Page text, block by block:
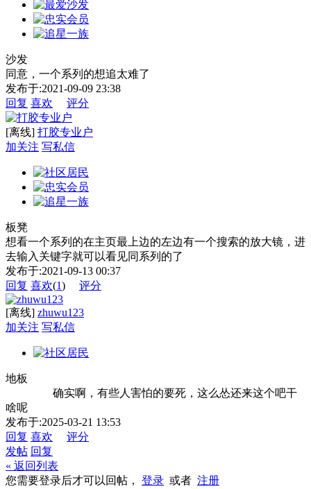
沙发
同意，一个系列的想追太难了
发布于:2021-09-09 23:38
回复 喜欢 评分
[离线] 打胶专业户
加关注 写私信
板凳
想看一个系列的在主页最上边的左边有一个搜索的放大镜，进
去输入关键字就可以看见同系列的了
发布于:2021-09-13 00:37
回复 喜欢(1) 评分
[离线] zhuwu123
加关注 写私信
地板
确实啊，有些人害怕的要死，这么怂还来这个吧干
啥呢
发布于:2025-03-21 13:53
回复 喜欢
评分
发帖 回复
« 返回列表
您需要登录后才可以回帖， 登录 或者 注册